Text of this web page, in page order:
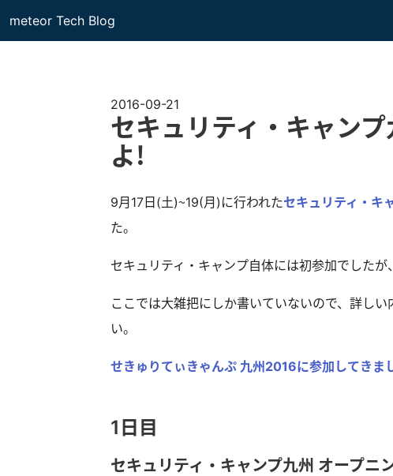
meteor Tech Blog
2016-09-21
セキュリティ・キャン
よ！
9月17日(土)〜19(月)に行われたセキュリティ・キ
た。
セキュリティ・キャンプ自体には初参加でしたが
ここでは大雑把にしか書いていないので、詳し
い。
せきゅりてぃきゃんぷ 九州2016に参加してきま
1日目
セキュリティ・キャンプ九州 オープニ